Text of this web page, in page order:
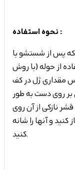
نحوه استفاده :
پس از شستشو با
از حوله (با روش
مقداری ژل در کف
روی دست به طور
نازکی از آن روی
کنید و آنها را شانه
کنید.